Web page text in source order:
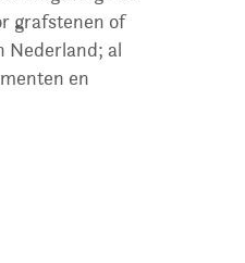
grafstenen of
Nederland; al
en